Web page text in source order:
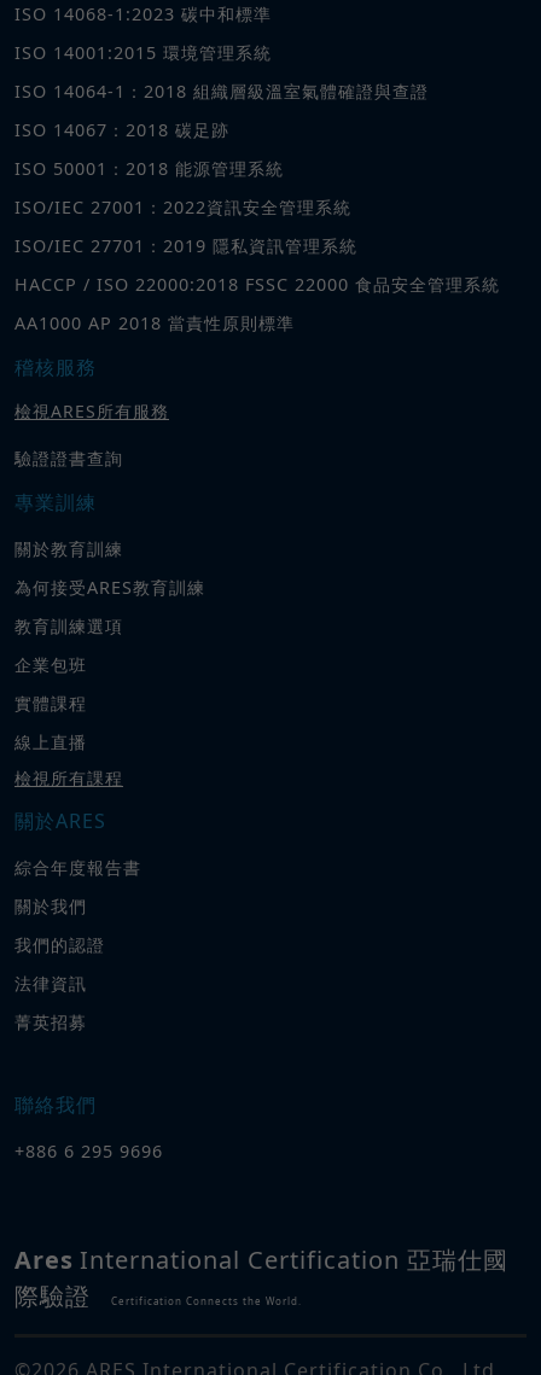
ISO 14068-1:2023 碳中和標準
ISO 14001:2015 環境管理系統
ISO 14064-1：2018 組織層級溫室氣體確證與查證
ISO 14067：2018 碳足跡
ISO 50001：2018 能源管理系統
ISO/IEC 27001：2022資訊安全管理系統
ISO/IEC 27701：2019 隱私資訊管理系統
HACCP / ISO 22000:2018 FSSC 22000 食品安全管理系統
AA1000 AP 2018 當責性原則標準
稽核服務
檢視ARES所有服務
驗證證書查詢
專業訓練
關於教育訓練
為何接受ARES教育訓練
教育訓練選項
企業包班
實體課程
線上直播
檢視所有課程
關於ARES
綜合年度報告書
關於我們
我們的認證
法律資訊
菁英招募
聯絡我們
+886 6 295 9696
Ares International Certification 亞瑞仕國
際驗證
Certification Connects the World.